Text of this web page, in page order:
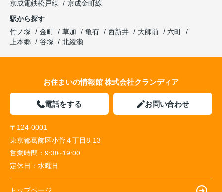
京成電鉄松戸線
京成金町線
駅から探す
竹ノ塚
金町 草加 亀有 西新井 大師前
六町
上本郷
谷塚 北綾瀬
お住まいの情報館 株式会社クランディア
電話をする お問い合わせ
〒124-0001
東京都葛飾区小菅４丁目8-13
営業時間： 9:30~19:00
定休日： 水曜日
トップページ